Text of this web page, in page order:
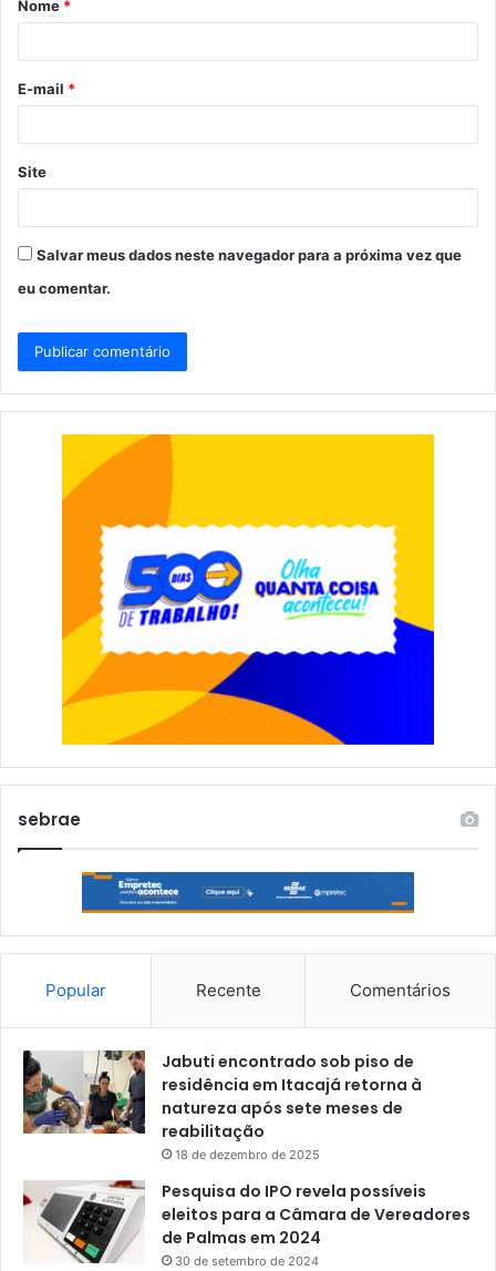
r
*
Nome *
E-mail *
Site
Salvar meus dados neste navegador para a próxima vez que
eu comentar.
sebrae
Popular Recente Comentários
Jabuti encontrado sob piso de
residência em Itacajá retorna à
natureza após sete meses de
reabilitação
18 de dezembro de 2025
Pesquisa do IPO revela possíveis
eleitos para a Câmara de Vereadores
de Palmas em 2024
30 de setembro de 2024